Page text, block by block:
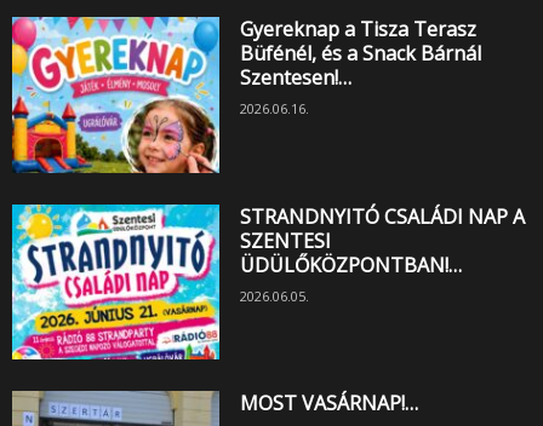
Gyereknap a Tisza Terasz
Büfénél, és a Snack Bárnál
Szentesen!…
2026.06.16.
STRANDNYITÓ CSALÁDI NAP A
SZENTESI
ÜDÜLŐKÖZPONTBAN!…
2026.06.05.
MOST VASÁRNAP!…